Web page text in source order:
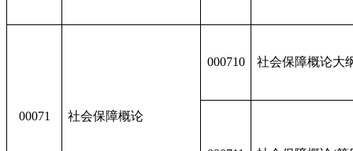
00071 社会保障概论
000710 社会保障概论大